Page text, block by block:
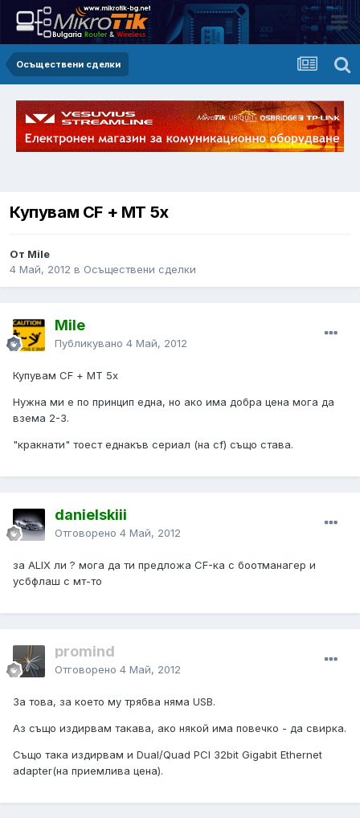
Осъществени сделки
Купувам CF + МТ 5x
От Mile
4 Май, 2012 в Осъществени сделки
Mile
Публикувано 4 Май, 2012
Купувам CF + МТ 5x
Нужна ми е по принцип една, но ако има добра цена мога да
взема 2-3.
"кракнати" тоест еднакъв сериал (на cf) също става.
danielskiii
Отговорено 4 Май, 2012
за ALIX ли ? мога да ти предложа CF-ка с боотманагер и
усбфлаш с мт-то
promind
Отговорено 4 Май, 2012
За това, за което му трябва няма USB.
Аз също издирвам такава, ако някой има повечко - да свирка.
Също така издирвам и Dual/Quad PCI 32bit Gigabit Ethernet
adapter(на приемлива цена).